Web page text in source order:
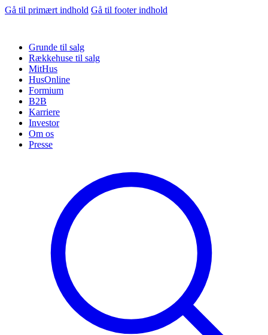
Gå til primært indhold Gå til footer indhold
Grunde til salg
Rækkehuse til salg
MitHus
HusOnline
Formium
B2B
Karriere
Investor
Om os
Presse